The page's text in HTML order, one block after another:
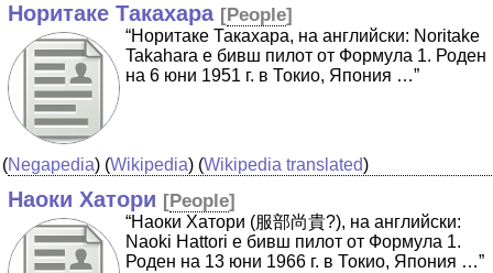
Норитаке Такахара [People]
“Норитаке Такахара, на английски: Noritake
Takahara е бивш пилот от Формула 1. Роден
на 6 юни 1951 г. в Токио, Япония …”
(Negapedia) (Wikipedia) (Wikipedia translated)
Наоки Хатори [People]
“Наоки Хатори (服部尚貴?), на английски:
Naoki Hattori е бивш пилот от Формула 1.
Роден на 13 юни 1966 г. в Токио, Япония …”